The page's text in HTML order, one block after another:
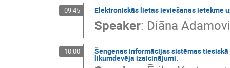
09:45 Elektroniskās lietas ieviešanas ietekme
Speaker: Diāna
10:00 Šengenas informācijas sistēmas
likumdevēja izaicinājumi.